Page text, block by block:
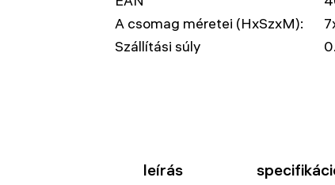
A csomag méretei (HxSzxM):
Szállítási súly
leírás